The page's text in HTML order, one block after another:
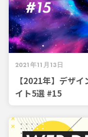
2021年11月13日
【2021年】デザ
イト5選 #15